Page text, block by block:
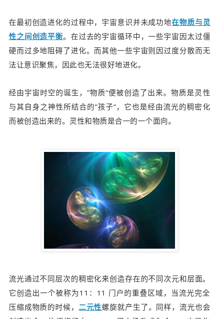
在最初创造进化的过程中，宇宙意识并未成功地在物质与灵
性之间创造平衡。在过去的宇宙循环中，一些宇宙因太过僵
硬而过多地阻碍了进化。而其他一些宇宙则因过度分散而无
法让意识聚焦，因此也无法很好地进化。
经由宇宙时空的诞生，”物质“便被创造了出来。物质是灵性
与其自身之神性所结合的”孩子“，它也是经由流光的稠密化
而被创造出来的。 灵性和物质是合一的一个面向。
流光通过不同层次的稠密化来创造存在的不同次元和层面。
它创造出一个被称为11：11 门户的重叠区域，当流光完全
压缩成物质的时候， 二元性螺旋就产生了。同样，流光也会